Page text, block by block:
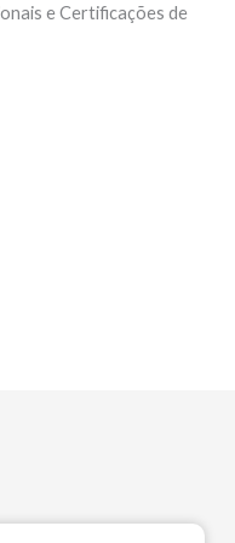
e Certificações de